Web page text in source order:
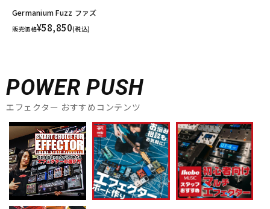
Germanium Fuzz ファズ
販売価格¥58,850(税込)
POWER PUSH
エフェクター おすすめコンテンツ